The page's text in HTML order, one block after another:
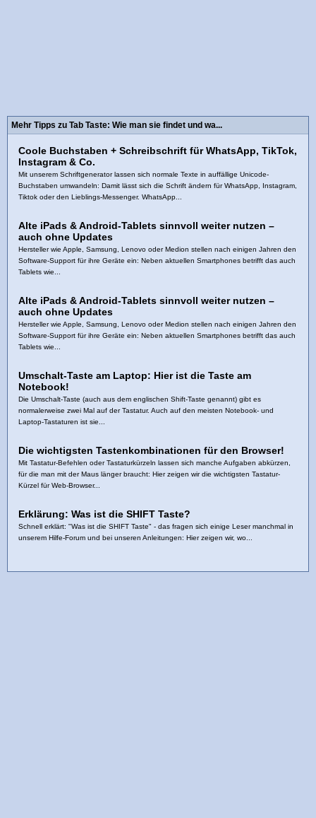
Mehr Tipps zu Tab Taste: Wie man sie findet und wa...
Coole Buchstaben + Schreibschrift für WhatsApp, TikTok,
Instagram & Co.
Mit unserem Schriftgenerator lassen sich normale Texte in auffällige Unicode-
Buchstaben umwandeln: Damit lässt sich die Schrift ändern für WhatsApp, Instagram,
Tiktok oder den Lieblings-Messenger. WhatsApp...
Alte iPads & Android‑Tablets sinnvoll weiter nutzen –
auch ohne Updates
Hersteller wie Apple, Samsung, Lenovo oder Medion stellen nach einigen Jahren den
Software‑Support für ihre Geräte ein: Neben aktuellen Smartphones betrifft das auch
Tablets wie...
Alte iPads & Android‑Tablets sinnvoll weiter nutzen –
auch ohne Updates
Hersteller wie Apple, Samsung, Lenovo oder Medion stellen nach einigen Jahren den
Software‑Support für ihre Geräte ein: Neben aktuellen Smartphones betrifft das auch
Tablets wie...
Umschalt-Taste am Laptop: Hier ist die Taste am
Notebook!
Die Umschalt-Taste (auch aus dem englischen Shift-Taste genannt) gibt es
normalerweise zwei Mal auf der Tastatur. Auch auf den meisten Notebook- und
Laptop-Tastaturen ist sie...
Die wichtigsten Tastenkombinationen für den Browser!
Mit Tastatur-Befehlen oder Tastaturkürzeln lassen sich manche Aufgaben abkürzen,
für die man mit der Maus länger braucht: Hier zeigen wir die wichtigsten Tastatur-
Kürzel für Web-Browser...
Erklärung: Was ist die SHIFT Taste?
Schnell erklärt: "Was ist die SHIFT Taste" - das fragen sich einige Leser manchmal in
unserem Hilfe-Forum und bei unseren Anleitungen: Hier zeigen wir, wo...